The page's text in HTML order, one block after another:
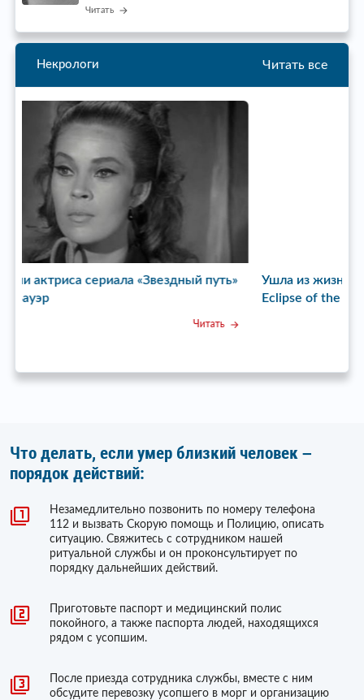
Читать
Некрологи Читать все
Ушла из жизни исполнительница хита Total
Eclipse of the Heart Бонни Тайлер
Что делать, если умер близкий человек –
порядок действий:
Незамедлительно позвонить по номеру телефона
112 и вызвать Скорую помощь и Полицию, описать
ситуацию. Свяжитесь с сотрудником нашей
ритуальной службы и он проконсультирует по
порядку дальнейших действий.
Приготовьте паспорт и медицинский полис
покойного, а также паспорта людей, находящихся
рядом с усопшим.
После приезда сотрудника службы, вместе с ним
обсудите перевозку усопшего в морг и организацию